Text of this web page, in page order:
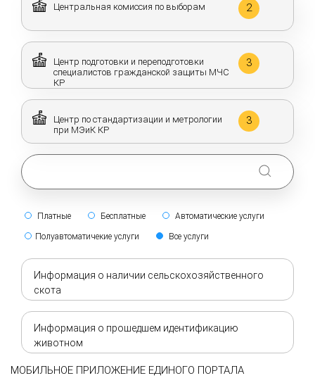
Центральная комиссия по выборам 2
Центр подготовки и переподготовки
специалистов гражданской защиты МЧС
КР
3
Центр по стандартизации и метрологии
при МЭиК КР
3
Платные Бесплатные Автоматические услуги
Полуавтоматичекие услуги Все услуги
Информация о наличии сельскохозяйственного
скота
Информация о прошедшем идентификацию
животном
МОБИЛЬНОЕ ПРИЛОЖЕНИЕ ЕДИНОГО ПОРТАЛА